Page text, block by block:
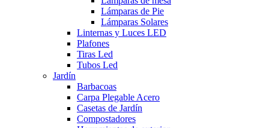
Lámparas de Pie
Lámparas Solares
Linternas y Luces LED
Plafones
Tiras Led
Tubos Led
Jardín
Barbacoas
Carpa Plegable Acero
Casetas de Jardín
Compostadores